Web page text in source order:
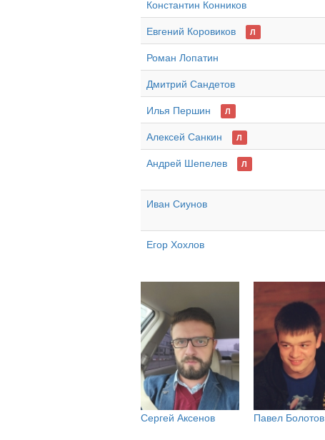
Константин Конников
Евгений Коровиков
Л
Роман Лопатин
Дмитрий Сандетов
Илья Першин
Л
Алексей Санкин
Л
Андрей Шепелев
Л
Иван Сиунов
Егор Хохлов
Сергей Аксенов Павел Болотов